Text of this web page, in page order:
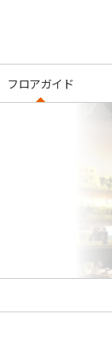
フロアガイド